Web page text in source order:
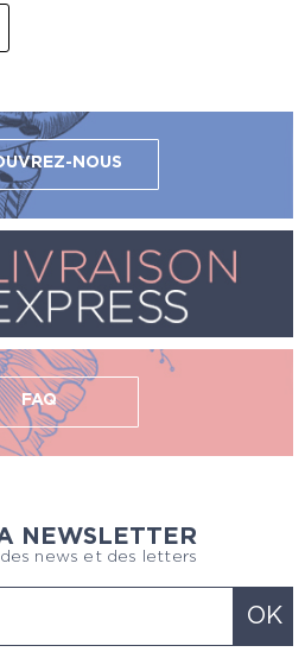
NOUS
FAQ
NEWSLETTER
news et des letters